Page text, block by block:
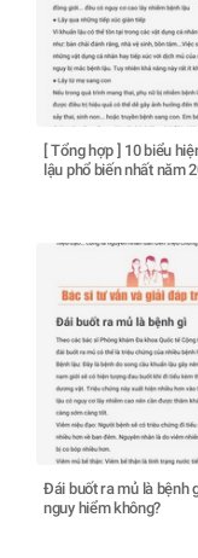
[ Tổng hợp ] 10 biểu
lậu phổ biến nhất năm
Đái buốt ra mủ là bệnh
nguy hiểm không?